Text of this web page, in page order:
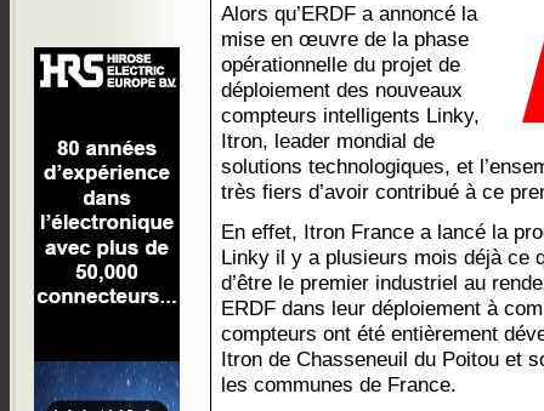
Alors qu’ERDF a annoncé la
mise en œuvre de la phase
opérationnelle du projet de
déploiement des nouveaux
compteurs intelligents Linky,
Itron, leader mondial de
solutions technologiques, et
très fiers d’avoir contribué à ce
En effet, Itron France a lancé la
Linky il y a plusieurs mois déjà ce
d’être le premier industriel au
ERDF dans leur déploiement à
compteurs ont été entièrement
Itron de Chasseneuil du Poitou et
les communes de France.